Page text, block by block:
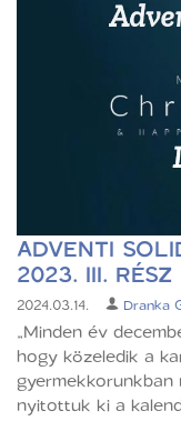
ADVENTI
2023. III. RÉSZ
2024.03.14. Dranka
„Minden év
hogy közeledik a
nyitottuk ki a